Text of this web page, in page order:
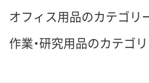
オフィス用品のカテゴリ
作業・研究用品のカテゴ